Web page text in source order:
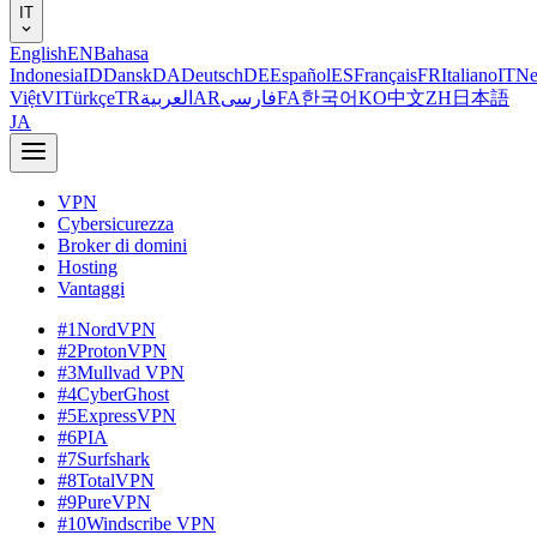
IT
EnglishENBahasa
IndonesiaIDDanskDADeutschDEEspañolESFrançaisFRItalianoIT
ViệtVITürkçeTRالعربية ARفارسیFA한국어KO中文ZH 日本語
JA
VPN
Cybersicurezza
Broker di domini
Hosting
Vantaggi
#1NordVPN
#2ProtonVPN
#3Mullvad VPN
#4CyberGhost
#5ExpressVPN
#6PIA
#7Surfshark
#8TotalVPN
#9PureVPN
#10Windscribe VPN